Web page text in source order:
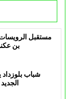
مستقبل
بن
شباب